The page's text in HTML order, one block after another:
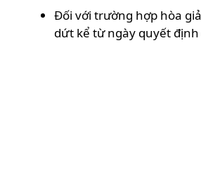
Đối với trường hợp hòa
dứt kể từ ngày quyết